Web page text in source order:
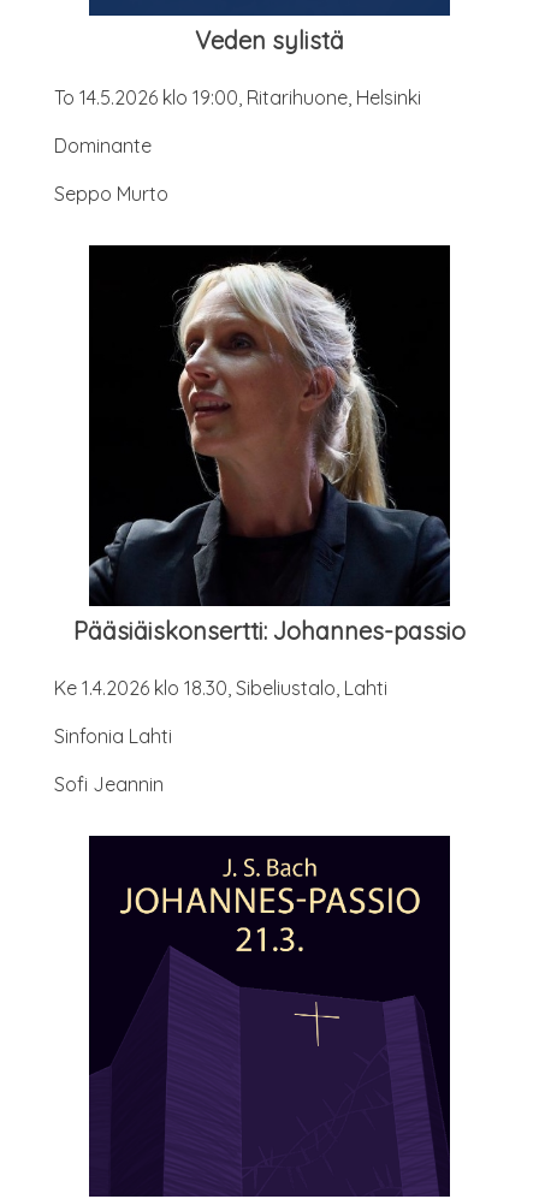
Veden sylis­tä
To 14.5.2026 klo 19:00, Rita­ri­huo­ne, Helsinki
Domi­nan­te
Sep­po Murto
Pää­siäis­kon­sert­ti: Johannes-passio
Ke 1.4.2026 klo 18.30, Sibe­lius­ta­lo, Lahti
Sin­fo­nia Lahti
Sofi Jean­nin